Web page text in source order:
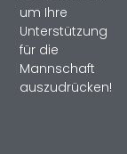
um Ihre
Unterstützung
für die
Mannschaft
auszudrücken!